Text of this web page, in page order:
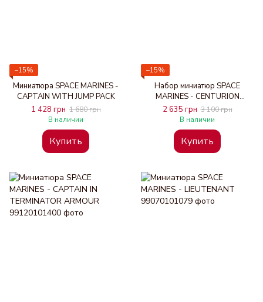
−15%
Миниатюра SPACE MARINES -
CAPTAIN WITH JUMP PACK
1 428 грн 1 680 грн
В наличии
Купить
−15%
Набор миниатюр SPACE
MARINES - CENTURION
ASSAULT SQUAD
2 635 грн 3 100 грн
В наличии
Купить